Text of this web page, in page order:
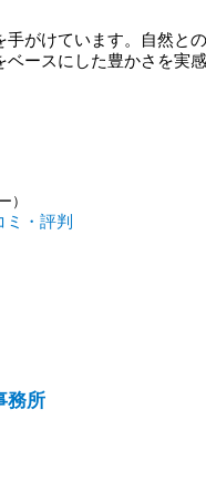
手がけています。自然と
ベースにした豊かさを実
）
・評判
務所